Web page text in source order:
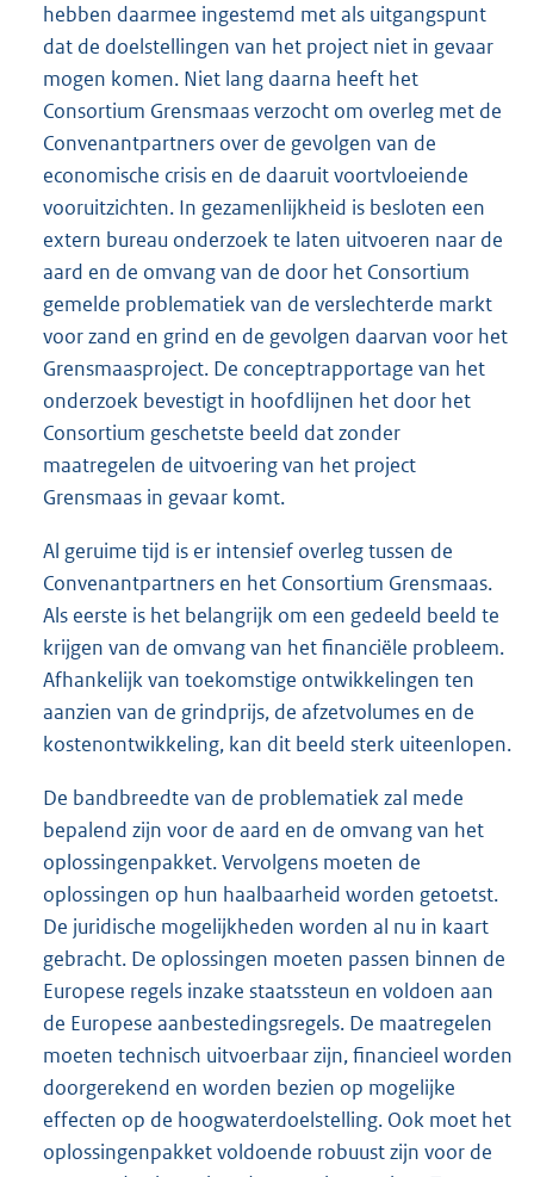
hebben daarmee ingestemd met als uitgangspunt
dat de doelstellingen van het project niet in gevaar
mogen komen. Niet lang daarna heeft het
Consortium Grensmaas verzocht om overleg met de
Convenantpartners over de gevolgen van de
economische crisis en de daaruit voortvloeiende
vooruitzichten. In gezamenlijkheid is besloten een
extern bureau onderzoek te laten uitvoeren naar de
aard en de omvang van de door het Consortium
gemelde problematiek van de verslechterde markt
voor zand en grind en de gevolgen daarvan voor het
Grensmaasproject. De conceptrapportage van het
onderzoek bevestigt in hoofdlijnen het door het
Consortium geschetste beeld dat zonder
maatregelen de uitvoering van het project
Grensmaas in gevaar komt.
Al geruime tijd is er intensief overleg tussen de
Convenantpartners en het Consortium Grensmaas.
Als eerste is het belangrijk om een gedeeld beeld te
krijgen van de omvang van het financiële probleem.
Afhankelijk van toekomstige ontwikkelingen ten
aanzien van de grindprijs, de afzetvolumes en de
kostenontwikkeling, kan dit beeld sterk uiteenlopen.
De bandbreedte van de problematiek zal mede
bepalend zijn voor de aard en de omvang van het
oplossingenpakket. Vervolgens moeten de
oplossingen op hun haalbaarheid worden getoetst.
De juridische mogelijkheden worden al nu in kaart
gebracht. De oplossingen moeten passen binnen de
Europese regels inzake staatssteun en voldoen aan
de Europese aanbestedingsregels. De maatregelen
moeten technisch uitvoerbaar zijn, financieel worden
doorgerekend en worden bezien op mogelijke
effecten op de hoogwaterdoelstelling. Ook moet het
oplossingenpakket voldoende robuust zijn voor de